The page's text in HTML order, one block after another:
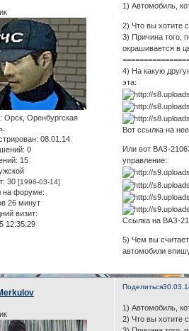
Орск, Оренбургская
: 08.01.14
0
15
30 [1996-03-14]
на форуме:
26 минут
визит:
12:35:29
1) Автомобиль,
2) Что вы хотите
3) Причина того,
окрашивается в
4) На какую
эта:
Вот ссылка на
Или вот ВАЗ-
управление:
Ссылка на ВАЗ-
5) Чем вы
автомобили
Поделиться
1) Автомобиль,
2) Что вы хотите